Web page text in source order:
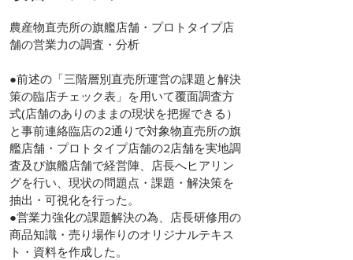
農産物直売所の旗艦店舗・プロトタイプ店
舗の営業力の調査・分析
●前述の「三階層別直売所運営の課題と解決
策の臨店チェック表」を用いて覆面調査方
式(店舗のありのままの現状を把握できる）
と事前連絡臨店の2通りで対象物直売所の旗
艦店舗・プロトタイプ店舗の2店舗を実地調
査及び旗艦店舗で経営陣、店長へヒアリン
グを行い、現状の問題点・課題・解決策を
抽出・可視化を行った。
●営業力強化の課題解決の為、店長研修用の
商品知識・売り場作りのオリジナルテキス
ト・資料を作成した。